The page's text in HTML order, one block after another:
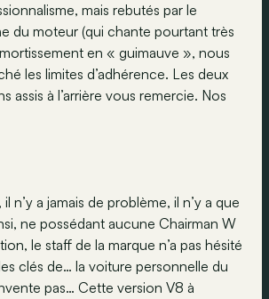
mais rebutés par le
du moteur (qui chante pourtant très
en « guimauve », nous
les limites d’adhérence. Les deux
assis à l’arrière vous remercie. Nos
n’y a jamais de problème, il n’y a que
ne possédant aucune Chairman W
le staff de la marque n’a pas hésité
clés de… la voiture personnelle du
pas… Cette version V8 à